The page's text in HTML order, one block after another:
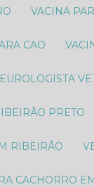
VACINA
CAO
PRETO
RIBEIRÃO
CACHORRO